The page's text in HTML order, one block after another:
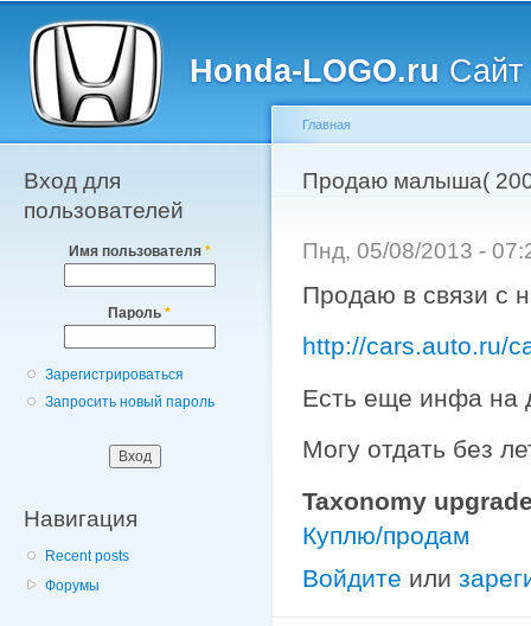
Honda-LOGO.ru Сайт
Главное меню
Вход для
пользователей
Имя пользователя *
Пароль *
Зарегистрироваться
Запросить новый пароль
Навигация
Recent posts
Форумы
Вы здесь
Главная
Продаю малыша(
Пнд, 05/08/2013 -
Продаю в связи с
http://cars.auto.ru/
Есть еще инфа на
Могу отдать без
Taxonomy
Куплю/продам
Войдите или